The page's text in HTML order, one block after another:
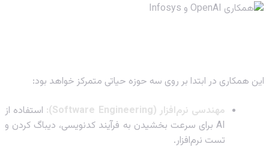
این همکاری در ابتدا بر روی سه حوزه حیاتی متمرکز خواهد بود:
مهندسی نرم‌افزار (Software Engineering):
استفاده از
AI برای سرعت بخشیدن به فرآیند کدنویسی، دیباگ کردن و
تست نرم‌افزار.